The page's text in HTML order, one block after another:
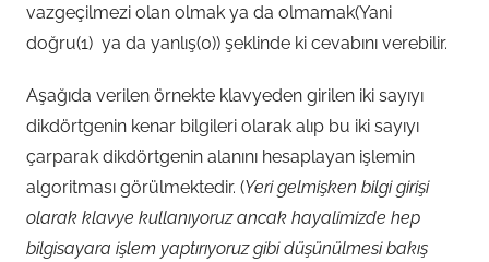
vazgeçilmezi olan olmak ya da olmamak(Yani
doğru(1) ya da yanlış(0)) şeklinde ki cevabını verebilir.
Aşağıda verilen örnekte klavyeden girilen iki sayıyı
dikdörtgenin kenar bilgileri olarak alıp bu iki sayıyı
çarparak dikdörtgenin alanını hesaplayan işlemin
algoritması görülmektedir. (Yeri gelmişken bilgi girişi
olarak klavye kullanıyoruz ancak hayalimizde hep
bilgisayara işlem yaptırıyoruz gibi düşünülmesi bakış